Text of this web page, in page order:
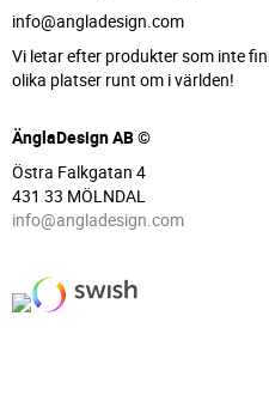
info@angladesign.com
Vi letar efter produkter som inte
olika platser runt om i världen!
ÄnglaDesign AB ©
Östra Falkgatan 4
431 33 MÖLNDAL
info@angladesign.com